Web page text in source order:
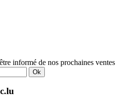
informé de nos prochaines ventes
Ok